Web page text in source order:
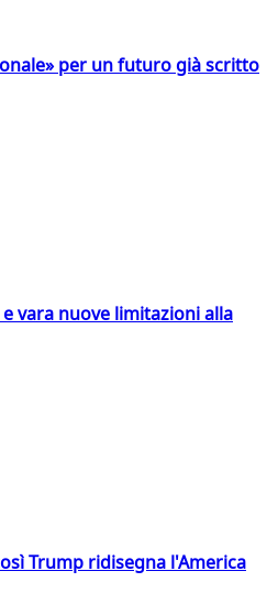
per un futuro già scritto
vara nuove limitazioni alla
Trump ridisegna l'America